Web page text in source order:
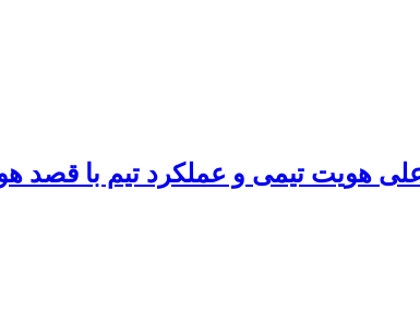
هویت تیمی و عملکرد تیم با قصد